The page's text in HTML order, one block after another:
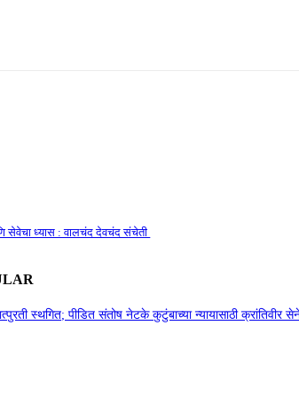
सेवेचा ध्यास : वालचंद देवचंद संचेती
स्थगित; पीडित संतोष नेटके कुटुंबाच्या न्यायासाठी क्रांतिवीर